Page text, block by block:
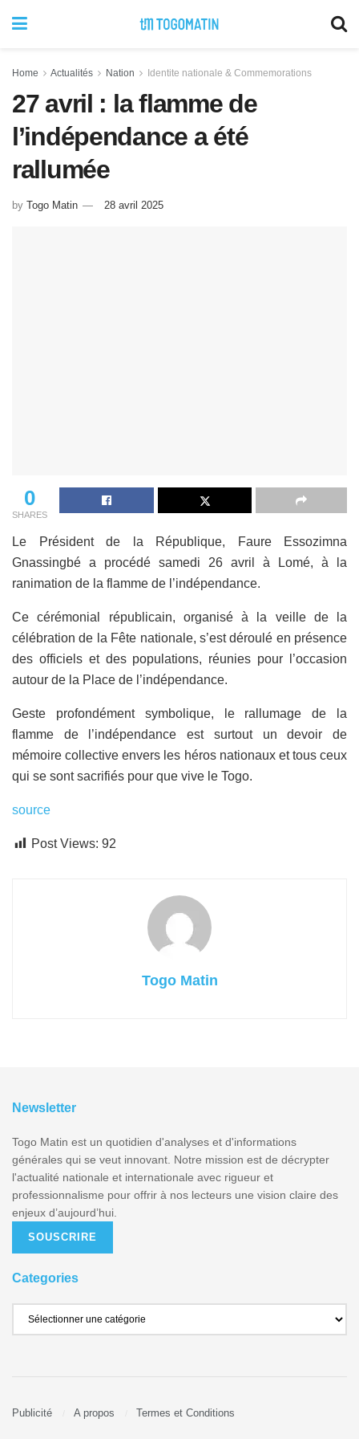
Home Actualités Nation Identite nationale & Commemorations
27 avril : la flamme de
l’indépendance a été
rallumée
by Togo Matin 28 avril 2025
0
SHARES
Le Président de la République, Faure Essozimna
Gnassingbé a procédé samedi 26 avril à Lomé, à la
ranimation de la flamme de l’indépendance.
Ce cérémonial républicain, organisé à la veille de la
célébration de la Fête nationale, s’est déroulé en présence
des officiels et des populations, réunies pour l’occasion
autour de la Place de l’indépendance.
Geste profondément symbolique, le rallumage de la
flamme de l’indépendance est surtout un devoir de
mémoire collective envers les héros nationaux et tous ceux
qui se sont sacrifiés pour que vive le Togo.
source
Post Views: 92
Togo Matin
Newsletter
Togo Matin est un quotidien d'analyses et d'informations
générales qui se veut innovant. Notre mission est de décrypter
l'actualité nationale et internationale avec rigueur et
professionnalisme pour offrir à nos lecteurs une vision claire des
enjeux d’aujourd’hui.
SOUSCRIRE
Categories
Publicité A propos Termes et Conditions